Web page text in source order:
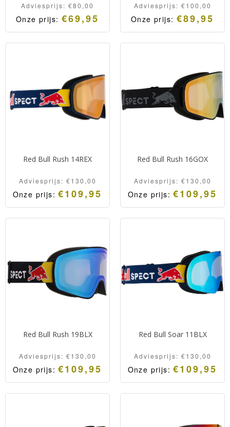
Adviesprijs: €80,00
Oorspronkelijke
prijs
Onze prijs: €69,95
Huidige
prijs
Adviesprijs: €100,00
prijs
Onze prijs: €89,95
Huidige
prijs
Red Bull Rush 14REX
Adviesprijs: €130,00
Oorspronkelijke
prijs
Onze prijs:€109,95
Huidige
prijs
Red Bull Rush 16GOX
Adviesprijs: €130,00
prijs
Onze prijs:€109,95
Huidige
prijs
Red Bull Rush 19BLX
Adviesprijs: €130,00
Oorspronkelijke
prijs
Onze prijs:€109,95
Huidige
prijs
Red Bull Soar 11BLX
Adviesprijs: €130,00
prijs
Onze prijs:€109,95
Huidige
prijs